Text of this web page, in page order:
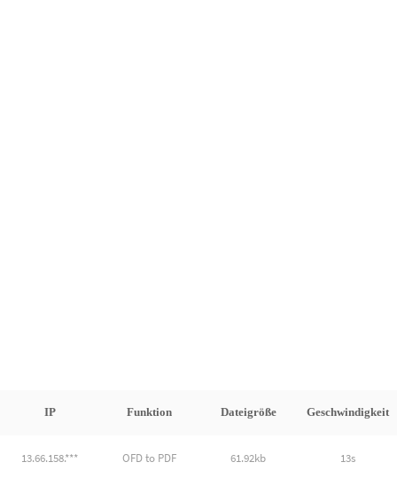
IP Funktion Dateigröße Geschwindigkeit
13.66.158.*** OFD to PDF 61.92kb 13s